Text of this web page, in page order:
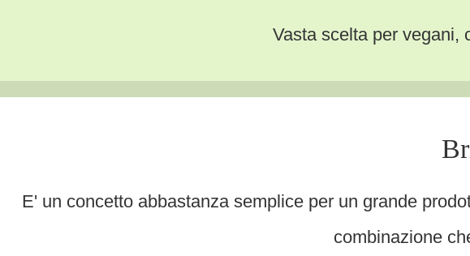
Vasta scelta per vegani,
E' un concetto abbastanza semplice per un grande
combinazione